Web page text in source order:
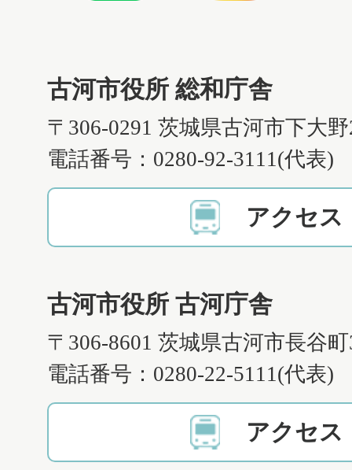
古河市役所 総和庁舎
〒306-0291 茨城県古河市下大
電話番号：0280-92-3111(代表)
アクセス
古河市役所 古河庁舎
〒306-8601 茨城県古河市長谷
電話番号：0280-22-5111(代表)
アクセス